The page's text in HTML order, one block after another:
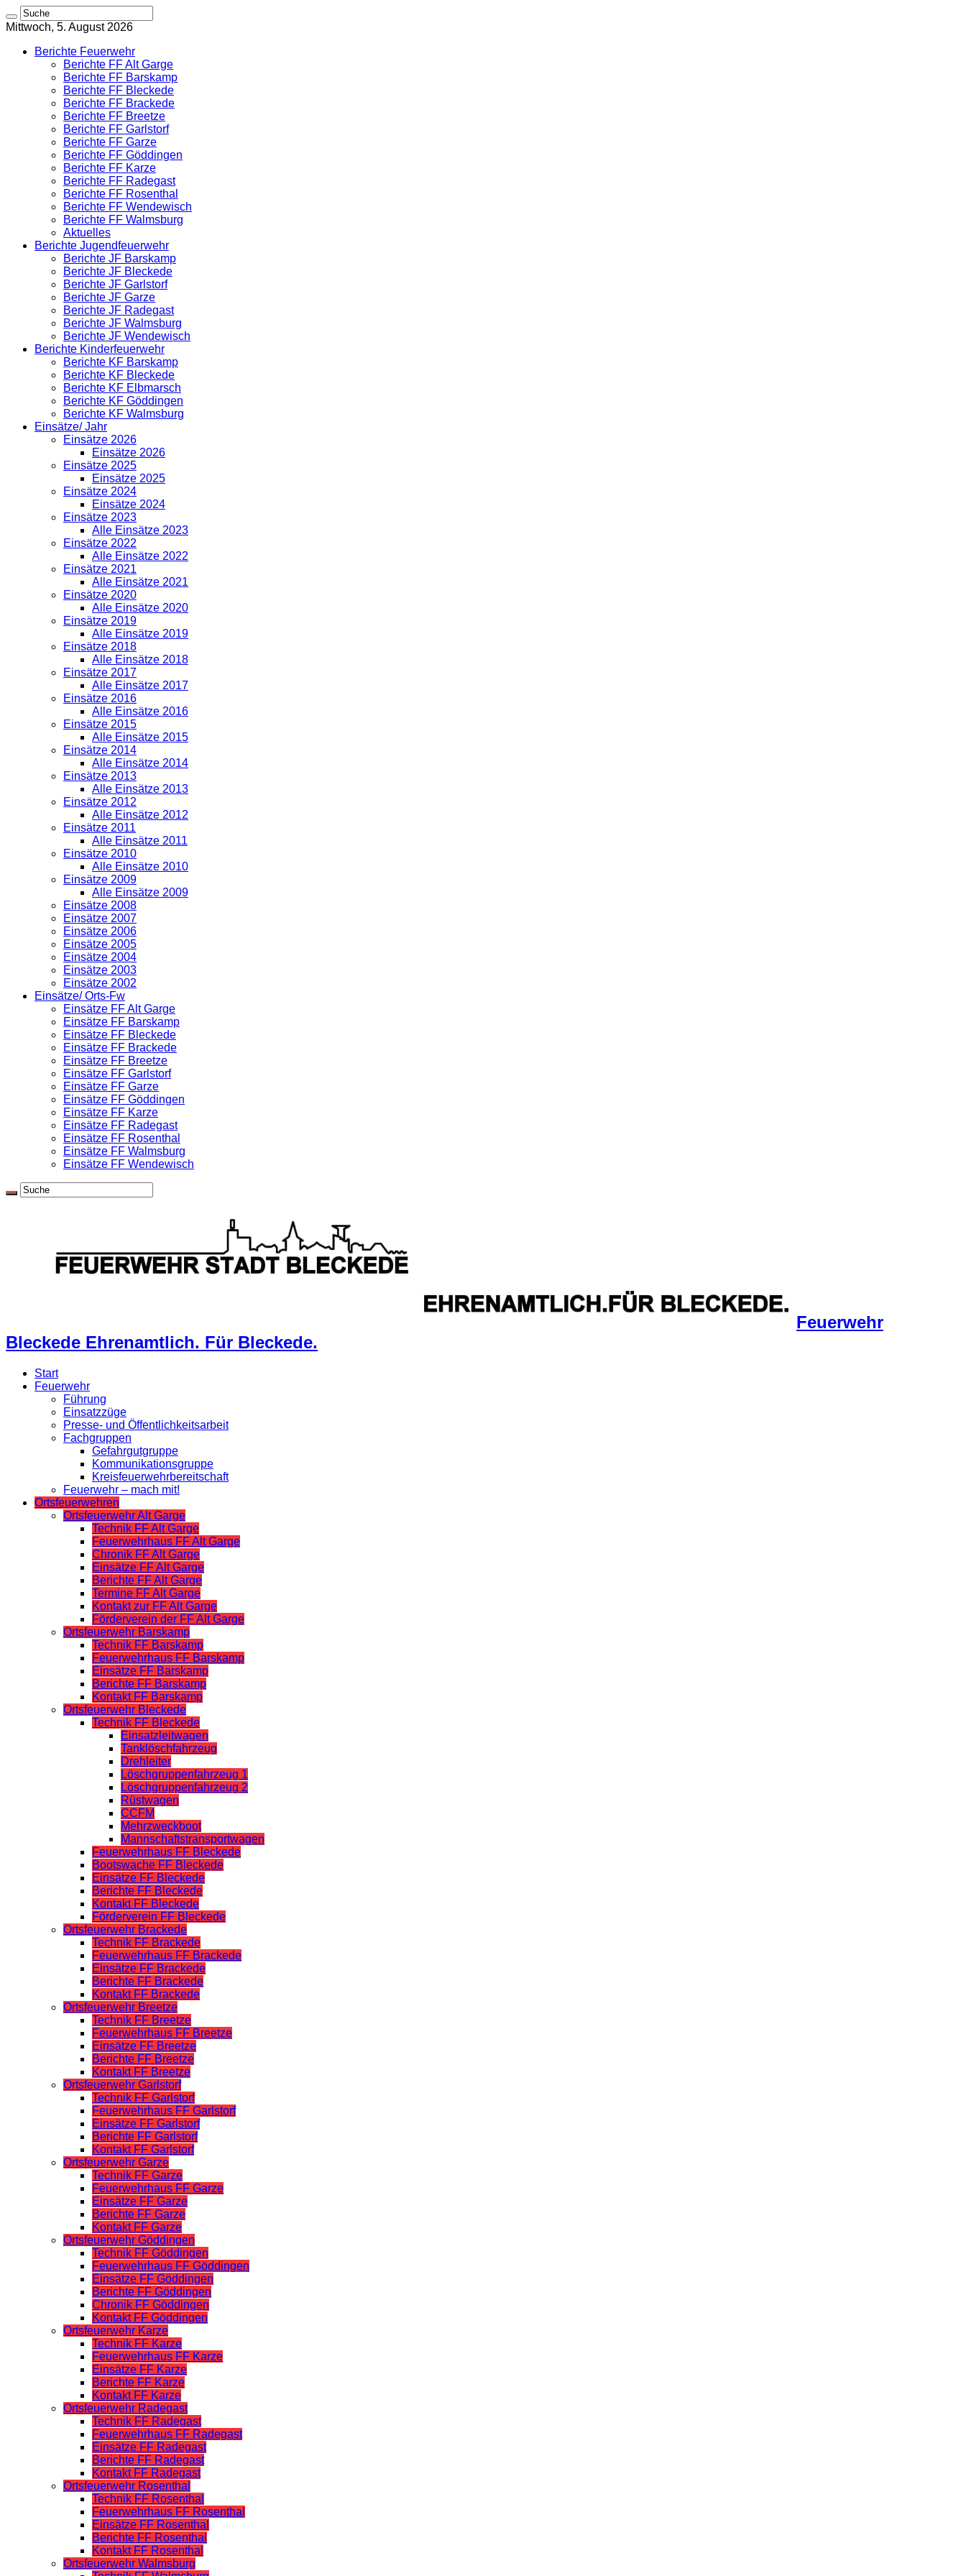
Mittwoch, 5. August 2026
Berichte Feuerwehr
Berichte FF Alt Garge
Berichte FF Barskamp
Berichte FF Bleckede
Berichte FF Brackede
Berichte FF Breetze
Berichte FF Garlstorf
Berichte FF Garze
Berichte FF Göddingen
Berichte FF Karze
Berichte FF Radegast
Berichte FF Rosenthal
Berichte FF Wendewisch
Berichte FF Walmsburg
Aktuelles
Berichte Jugendfeuerwehr
Berichte JF Barskamp
Berichte JF Bleckede
Berichte JF Garlstorf
Berichte JF Garze
Berichte JF Radegast
Berichte JF Walmsburg
Berichte JF Wendewisch
Berichte Kinderfeuerwehr
Berichte KF Barskamp
Berichte KF Bleckede
Berichte KF Elbmarsch
Berichte KF Göddingen
Berichte KF Walmsburg
Einsätze/ Jahr
Einsätze 2026
Einsätze 2026
Einsätze 2025
Einsätze 2025
Einsätze 2024
Einsätze 2024
Einsätze 2023
Alle Einsätze 2023
Einsätze 2022
Alle Einsätze 2022
Einsätze 2021
Alle Einsätze 2021
Einsätze 2020
Alle Einsätze 2020
Einsätze 2019
Alle Einsätze 2019
Einsätze 2018
Alle Einsätze 2018
Einsätze 2017
Alle Einsätze 2017
Einsätze 2016
Alle Einsätze 2016
Einsätze 2015
Alle Einsätze 2015
Einsätze 2014
Alle Einsätze 2014
Einsätze 2013
Alle Einsätze 2013
Einsätze 2012
Alle Einsätze 2012
Einsätze 2011
Alle Einsätze 2011
Einsätze 2010
Alle Einsätze 2010
Einsätze 2009
Alle Einsätze 2009
Einsätze 2008
Einsätze 2007
Einsätze 2006
Einsätze 2005
Einsätze 2004
Einsätze 2003
Einsätze 2002
Einsätze/ Orts-Fw
Einsätze FF Alt Garge
Einsätze FF Barskamp
Einsätze FF Bleckede
Einsätze FF Brackede
Einsätze FF Breetze
Einsätze FF Garlstorf
Einsätze FF Garze
Einsätze FF Göddingen
Einsätze FF Karze
Einsätze FF Radegast
Einsätze FF Rosenthal
Einsätze FF Walmsburg
Einsätze FF Wendewisch
Feuerwehr
Bleckede Ehrenamtlich. Für Bleckede.
Start
Feuerwehr
Führung
Einsatzzüge
Presse- und Öffentlichkeitsarbeit
Fachgruppen
Gefahrgutgruppe
Kommunikationsgruppe
Kreisfeuerwehrbereitschaft
Feuerwehr – mach mit!
Ortsfeuerwehren
Ortsfeuerwehr Alt Garge
Technik FF Alt Garge
Feuerwehrhaus FF Alt Garge
Chronik FF Alt Garge
Einsätze FF Alt Garge
Berichte FF Alt Garge
Termine FF Alt Garge
Kontakt zur FF Alt Garge
Förderverein der FF Alt Garge
Ortsfeuerwehr Barskamp
Technik FF Barskamp
Feuerwehrhaus FF Barskamp
Einsätze FF Barskamp
Berichte FF Barskamp
Kontakt FF Barskamp
Ortsfeuerwehr Bleckede
Technik FF Bleckede
Einsatzleitwagen
Tanklöschfahrzeug
Drehleiter
Löschgruppenfahrzeug 1
Löschgruppenfahrzeug 2
Rüstwagen
CCFM
Mehrzweckboot
Mannschaftstransportwagen
Feuerwehrhaus FF Bleckede
Bootswache FF Bleckede
Einsätze FF Bleckede
Berichte FF Bleckede
Kontakt FF Bleckede
Förderverein FF Bleckede
Ortsfeuerwehr Brackede
Technik FF Brackede
Feuerwehrhaus FF Brackede
Einsätze FF Brackede
Berichte FF Brackede
Kontakt FF Brackede
Ortsfeuerwehr Breetze
Technik FF Breetze
Feuerwehrhaus FF Breetze
Einsätze FF Breetze
Berichte FF Breetze
Kontakt FF Breetze
Ortsfeuerwehr Garlstorf
Technik FF Garlstorf
Feuerwehrhaus FF Garlstorf
Einsätze FF Garlstorf
Berichte FF Garlstorf
Kontakt FF Garlstorf
Ortsfeuerwehr Garze
Technik FF Garze
Feuerwehrhaus FF Garze
Einsätze FF Garze
Berichte FF Garze
Kontakt FF Garze
Ortsfeuerwehr Göddingen
Technik FF Göddingen
Feuerwehrhaus FF Göddingen
Einsätze FF Göddingen
Berichte FF Göddingen
Chronik FF Göddingen
Kontakt FF Göddingen
Ortsfeuerwehr Karze
Technik FF Karze
Feuerwehrhaus FF Karze
Einsätze FF Karze
Berichte FF Karze
Kontakt FF Karze
Ortsfeuerwehr Radegast
Technik FF Radegast
Feuerwehrhaus FF Radegast
Einsätze FF Radegast
Berichte FF Radegast
Kontakt FF Radegast
Ortsfeuerwehr Rosenthal
Technik FF Rosenthal
Feuerwehrhaus FF Rosenthal
Einsätze FF Rosenthal
Berichte FF Rosenthal
Kontakt FF Rosenthal
Ortsfeuerwehr Walmsburg